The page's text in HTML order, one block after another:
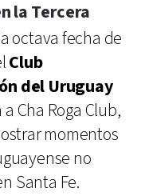
la Tercera
octava fecha de
Club
del Uruguay
Cha Roga Club,
momentos
no
Santa Fe.